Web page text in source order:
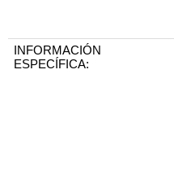
INFORMACIÓN
ESPECÍFICA: